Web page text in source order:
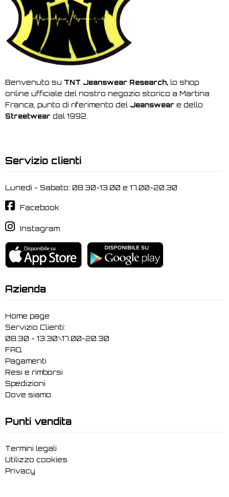
Benvenuto su TNT Jeanswear Research, lo shop
online ufficiale del nostro negozio storico a Martina
Franca, punto di riferimento del Jeanswear e dello
Streetwear dal 1992.
Servizio clienti
Lunedi - Sabato: 08.30-13.00 e 17.00-20.30
Facebook
Instagram
Azienda
Home page
Servizio Clienti:
08:30 - 13:30\17.00-20.30
FAQ
Pagamenti
Resi e rimborsi
Spedizioni
Dove siamo
Punti vendita
Termini legali
Utilizzo cookies
Privacy